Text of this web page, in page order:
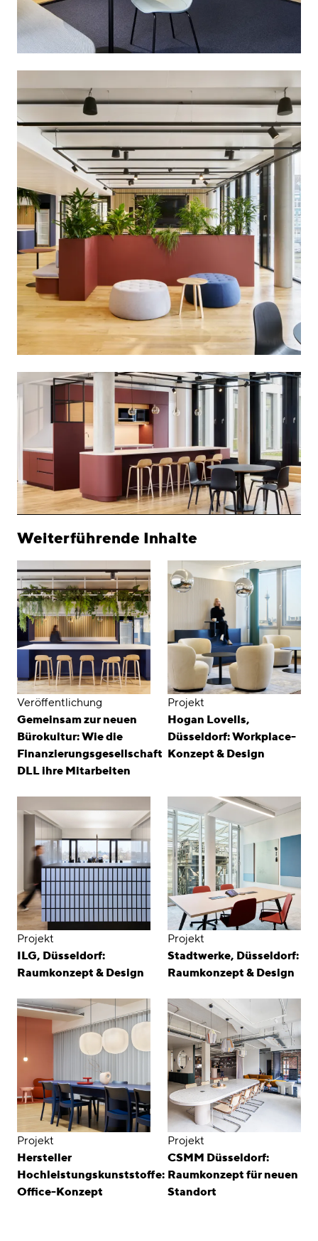
Weiterführende Inhalte
Veröffentlichung
Gemeinsam zur neuen
Bürokultur: Wie die
Finanzierungsgesellschaft
DLL ihre Mitarbeiten
Projekt
Hogan Lovells,
Düsseldorf: Workplace-
Konzept & Design
Projekt
ILG, Düsseldorf:
Raumkonzept & Design
Projekt
Stadtwerke, Düsseldorf:
Raumkonzept & Design
Projekt
Hersteller
Hochleistungskunststoffe:
Office-Konzept
Projekt
CSMM Düsseldorf:
Raumkonzept für neuen
Standort